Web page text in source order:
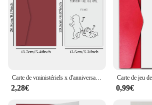
2,28€ 0,99€